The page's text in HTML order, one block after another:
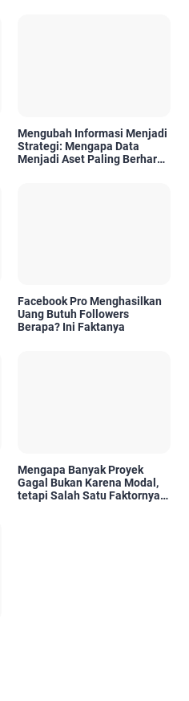
Mengubah Informasi Menjadi
Strategi: Mengapa Data
Menjadi Aset Paling Berharga
Facebook Pro Menghasilkan
Uang Butuh Followers
Berapa? Ini Faktanya
Mengapa Banyak Proyek
Gagal Bukan Karena Modal,
tetapi Salah Satu Faktornya